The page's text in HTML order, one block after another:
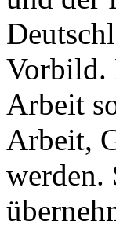
Vorbild.
Arbeit
Arbeit,
werden.